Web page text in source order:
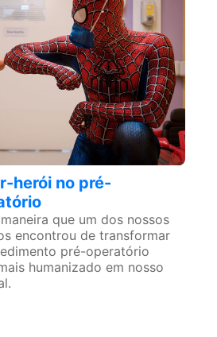
herói no pré-
que um dos nossos
encontrou de transformar
pré-operatório
humanizado em nosso